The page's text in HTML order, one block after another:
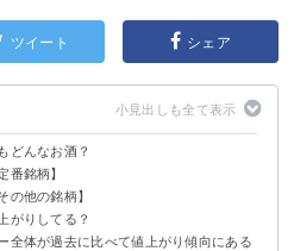
ツイート シェア
どんなお酒？
キーの人気銘柄
番銘柄】
年
の他の銘柄】
がりしてる？
全体が過去に比べて値上がり傾向にある
全体が過去に比べて値上がり傾向にある